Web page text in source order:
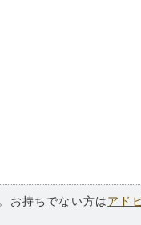
お持ちでない方はアド